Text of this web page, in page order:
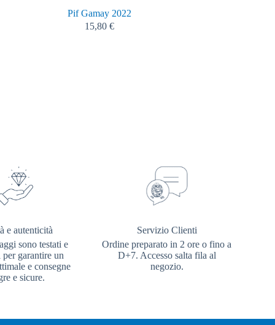
Pif Gamay 2022
15,80€
e autenticità
sono testati e
per garantire un
e consegne
e sicure.
Servizio Clienti
Ordine preparato in 2 ore o fino a
D+7. Accesso salta fila al
negozio.